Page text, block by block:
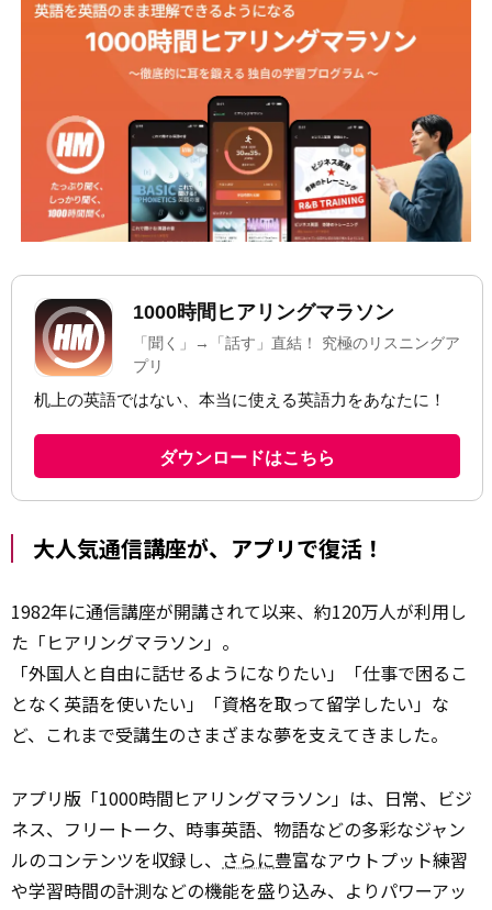
大人気通信講座が、アプリで復活！
1982年に通信講座が開講されて以来、約120万人が利用し
た「ヒアリングマラソン」。
「外国人と自由に話せるようになりたい」「仕事で困るこ
となく英語を使いたい」「資格を取って留学したい」な
ど、これまで受講生のさまざまな夢を支えてきました。
アプリ版「1000時間ヒアリングマラソン」は、日常、ビジ
ネス、フリートーク、時事英語、物語などの多彩なジャン
ルのコンテンツを収録し、 さらに豊富なアウトプット練習
や学習時間の計測などの機能を盛り込み、よりパワーアッ